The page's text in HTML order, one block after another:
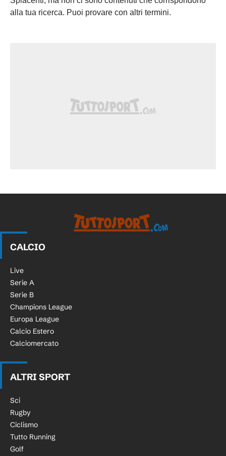
alla tua ricerca. Puoi provare con altri termini.
CALCIO
Live
Serie A
Serie B
Champions League
Europa League
Calcio Estero
Calciomercato
ALTRI SPORT
Sci
Rugby
Ciclismo
Tutto Running
Golf